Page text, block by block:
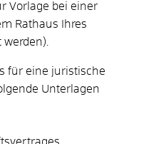
Vorlage bei einer
Rathaus Ihres
für eine juristische
Unterlagen